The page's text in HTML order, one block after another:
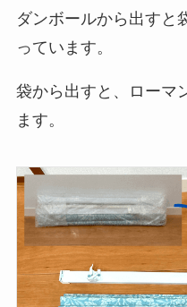
ダンボールから出すと
っています。
袋から出すと、ローマ
ます。